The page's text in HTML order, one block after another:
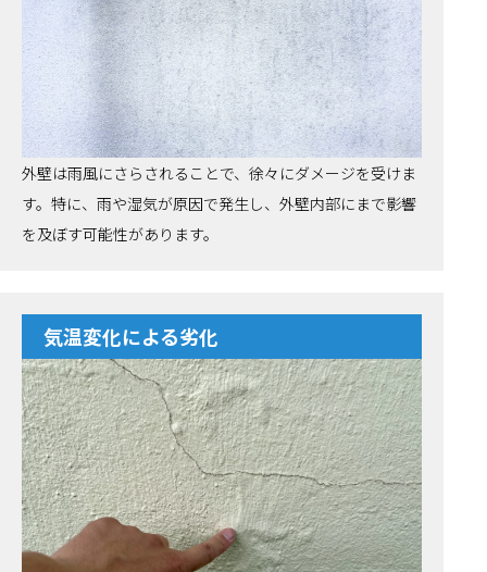
外壁は雨風にさらされることで、徐々にダメージを受けま
す。特に、雨や湿気が原因で発生し、外壁内部にまで影響
を及ぼす可能性があります。
気温変化による劣化